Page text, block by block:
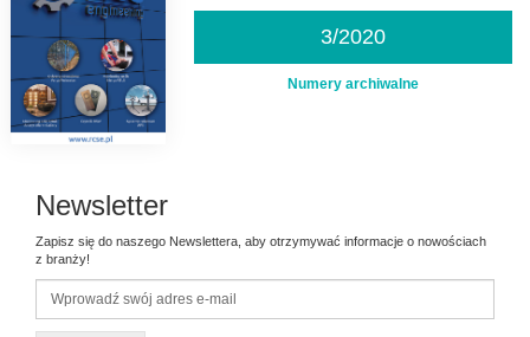
3/2020
Numery archiwalne
Newsletter
Zapisz się do naszego Newslettera, aby otrzymywać informacje o nowościach
z branży!